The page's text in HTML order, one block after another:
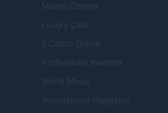
Milano Cortina
Luxury Club
Il Calcio Online
Professione mamma
World Music
Investimenti Magazine